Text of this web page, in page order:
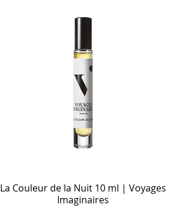
La Couleur de la Nuit 10 ml | Voyages
Imaginaires